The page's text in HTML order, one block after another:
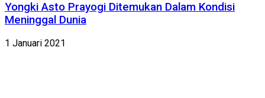
Yongki Asto Prayogi Ditemukan Dalam Kondisi
Meninggal Dunia
1 Januari 2021